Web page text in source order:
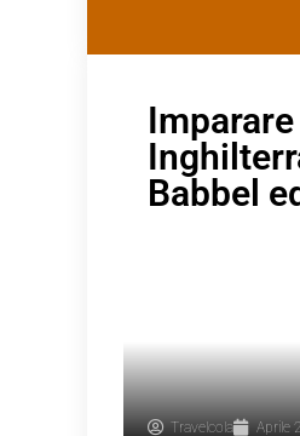
Babbel
Travelcola Aprile